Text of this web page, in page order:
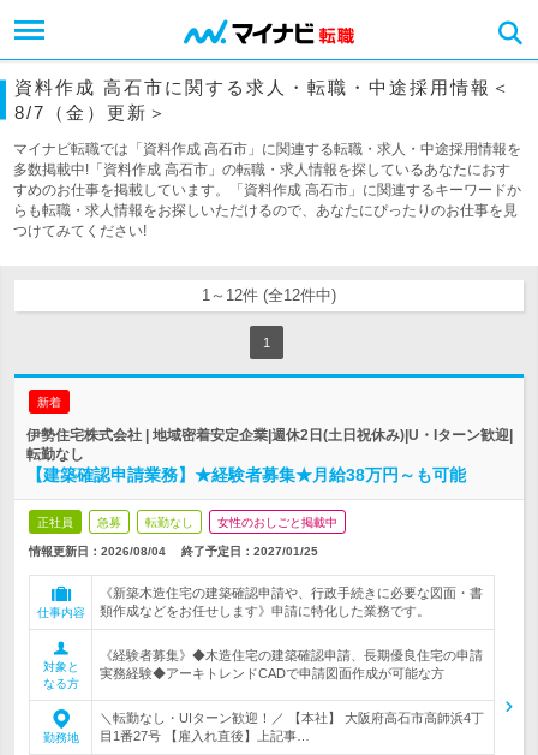
資料作成 高石市に関する求人・転職・中途採用情報＜
8/7（金）更新＞
マイナビ転職では「資料作成 高石市」に関連する転職・求人・中途採用情報を
多数掲載中!「資料作成 高石市」の転職・求人情報を探しているあなたにおす
すめのお仕事を掲載しています。「資料作成 高石市」に関連するキーワードか
らも転職・求人情報をお探しいただけるので、あなたにぴったりのお仕事を見
つけてみてください!
1～12件 (全12件中)
1
新着
伊勢住宅株式会社 | 地域密着安定企業|週休2日(土日祝休み)|U・Iターン歓迎|
転勤なし
【建築確認申請業務】★経験者募集★月給38万円～も可能
正社員 急募 転勤なし 女性のおしごと掲載中
情報更新日：2026/08/04 終了予定日： 2027/01/25
仕事内容
《新築木造住宅の建築確認申請や、行政手続きに必要な図面・書
類作成などをお任せします》申請に特化した業務です。
対象と
なる方
《経験者募集》◆木造住宅の建築確認申請、長期優良住宅の申請
実務経験◆アーキトレンドCADで申請図面作成が可能な方
勤務地
＼転勤なし・UIターン歓迎！／ 【本社】 大阪府高石市高師浜4丁
目1番27号 【雇入れ直後】上記事…